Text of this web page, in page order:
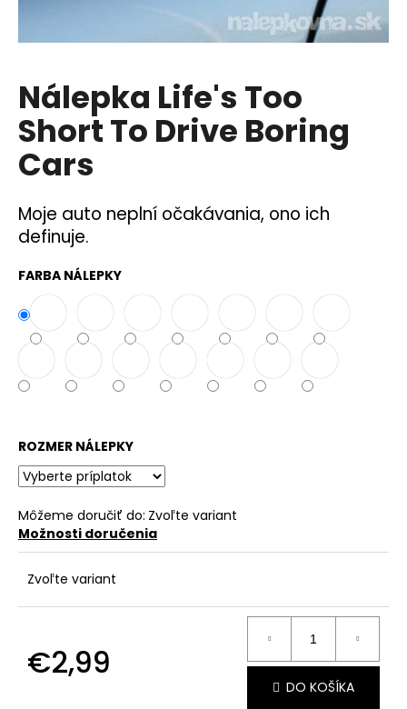
Nálepka Life's Too
Short To Drive Boring
Cars
Moje auto neplní očakávania, ono ich
definuje.
FARBA NÁLEPKY
ROZMER NÁLEPKY
Môžeme doručiť do: Zvoľte variant
Možnosti doručenia
Zvoľte variant
€2,99
DO KOŠÍKA
j
ť
?
HĽADAŤ
d
p
o
r
ú
m
e